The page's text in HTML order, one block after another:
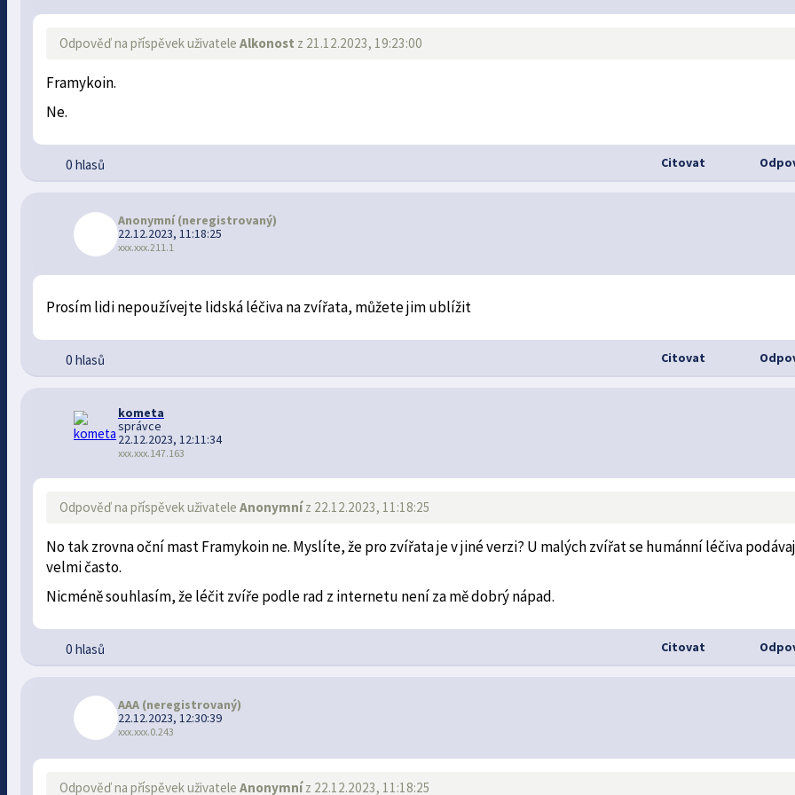
Odpověď na příspěvek uživateleAlkonost z 21.12.2023, 19:23:00
Framykoin.
Ne.
0 hlasů Citovat
Anonymní(neregistrovaný)
22.12.2023, 11:18:25
xxx.xxx.211.1
Prosím lidi nepoužívejte lidská léčiva na zvířata, můžete jim ublížit
0 hlasů Citovat
kometa
správce
22.12.2023, 12:11:34
xxx.xxx.147.163
Odpověď na příspěvek uživateleAnonymníz 22.12.2023, 11:18:25
No tak zrovna oční mast Framykoin ne. Myslíte, že pro zvířata je v jiné verzi? U malých zvířat se humánní léčiva
velmi často.
Nicméně souhlasím, že léčit zvíře podle rad z internetu není za mě dobrý nápad.
0 hlasů Citovat
AAA (neregistrovaný)
22.12.2023, 12:30:39
xxx.xxx.0.243
Odpověď na příspěvek uživateleAnonymníz 22.12.2023, 11:18:25